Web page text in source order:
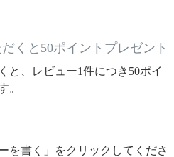
くと50ポイントプレゼント
と、レビュー1件につき50ポイ
。
を書く」をクリックしてくださ